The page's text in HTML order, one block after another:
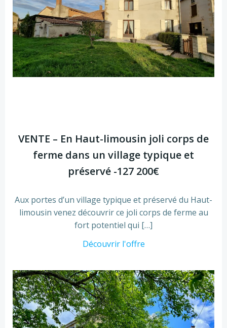
VENTE – En Haut-limousin joli corps de
ferme dans un village typique et
préservé -127 200€
Aux portes d’un village typique et préservé du Haut-
limousin venez découvrir ce joli corps de ferme au
fort potentiel qui […]
Découvrir l'offre